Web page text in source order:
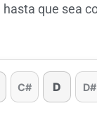
que sea
C# D D#